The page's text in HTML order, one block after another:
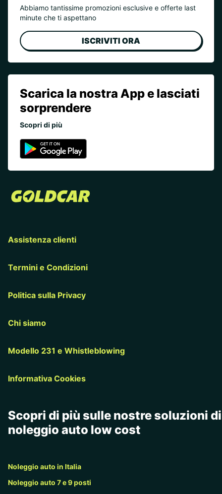
Abbiamo tantissime promozioni esclusive e offerte last
minute che ti aspettano
ISCRIVITI ORA
Scarica la nostra App e lasciati
sorprendere
Scopri di più
Assistenza clienti
Termini e Condizioni
Politica sulla Privacy
Chi siamo
Modello 231 e Whistleblowing
Informativa Cookies
Scopri di più sulle nostre soluzioni di
noleggio auto low cost
Noleggio auto in Italia
Noleggio auto 7 e 9 posti